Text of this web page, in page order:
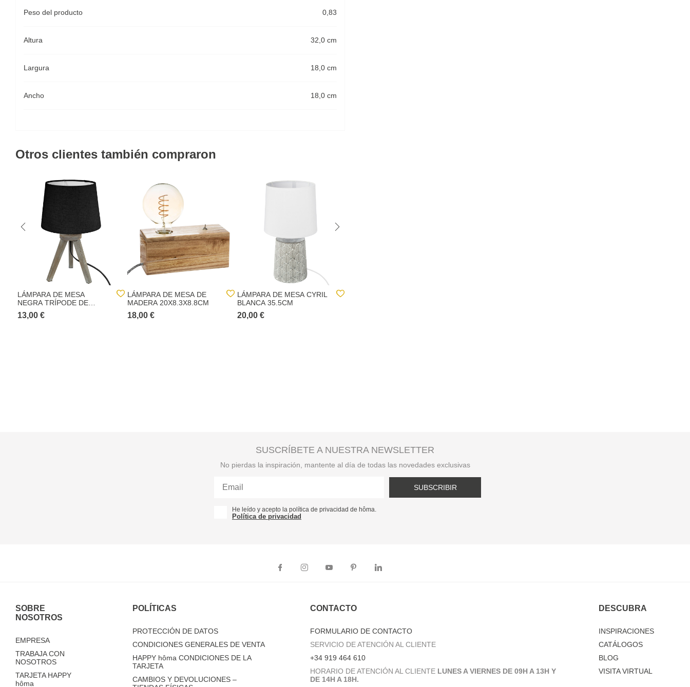
Peso del producto 0,83
Altura 32,0 cm
Largura 18,0 cm
Ancho 18,0 cm
Otros clientes también compraron
LÁMPARA DE MESA
NEGRA TRÍPODE DE
MADERA PINO
13,00 €
LÁMPARA DE MESA DE
MADERA 20X8.3X8.8CM
18,00 €
LÁMPARA DE MESA CYRIL
BLANCA 35.5CM
20,00 €
SUSCRÍBETE A NUESTRA NEWSLETTER
No pierdas la inspiración, mantente al día de todas las novedades exclusivas
SUBSCRIBIR
He leído y acepto la política de privacidad de hôma.
Política de privacidad
SOBRE
NOSOTROS
EMPRESA
TRABAJA CON
NOSOTROS
TARJETA HAPPY
hôma
POLÍTICAS
PROTECCIÓN DE DATOS
CONDICIONES GENERALES DE VENTA
HAPPY hôma CONDICIONES DE LA
TARJETA
CAMBIOS Y DEVOLUCIONES –
CONTACTO
FORMULARIO DE CONTACTO
SERVICIO DE ATENCIÓN AL CLIENTE
+34 919 464 610
HORARIO DE ATENCIÓN AL CLIENTE LUNES A VIERNES DE 09H A 13H Y
DE 14H A 18H.
DESCUBRA
INSPIRACIONES
CATÁLOGOS
BLOG
VISITA VIRTUAL